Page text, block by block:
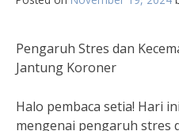
Pengaruh Stres dan
Jantung Koroner
Halo pembaca setia! Hari
mengenai pengaruh stres